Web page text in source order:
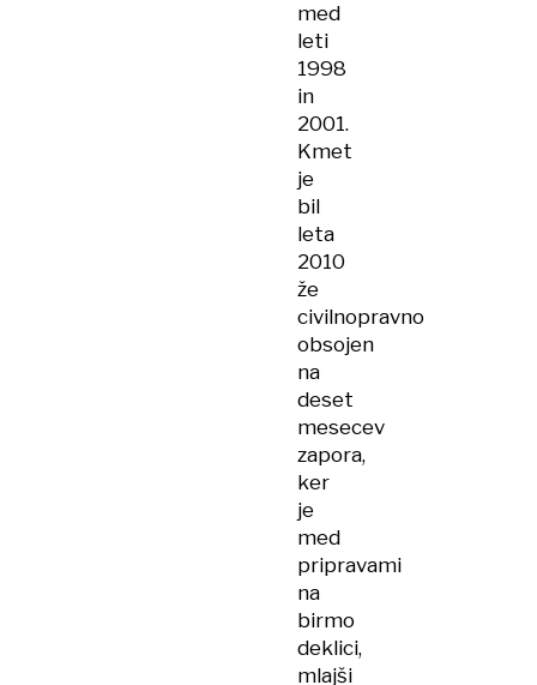
med
leti
1998
in
2001.
Kmet
je
bil
leta
2010
že
civilnopravno
obsojen
na
deset
mesecev
zapora,
ker
je
med
pripravami
na
birmo
deklici,
mlajši